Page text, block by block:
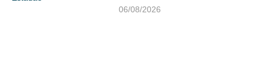
06/08/2026